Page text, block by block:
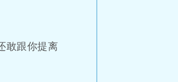
敢跟你提离